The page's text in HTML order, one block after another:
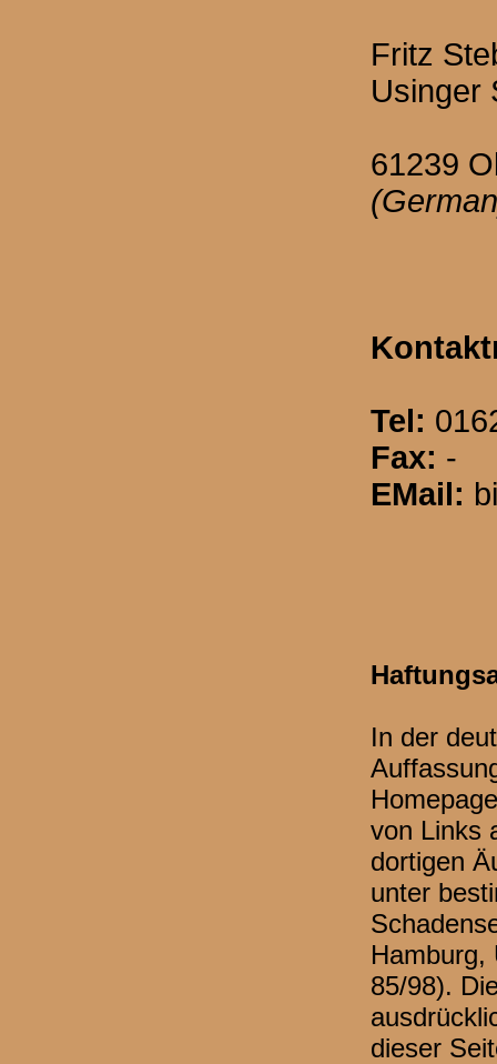
Fritz
Usinger
61239
Tel:
Fax: -
EMail:
In der
von Links
dortigen
unter
Hamburg,
85/98).
dieser